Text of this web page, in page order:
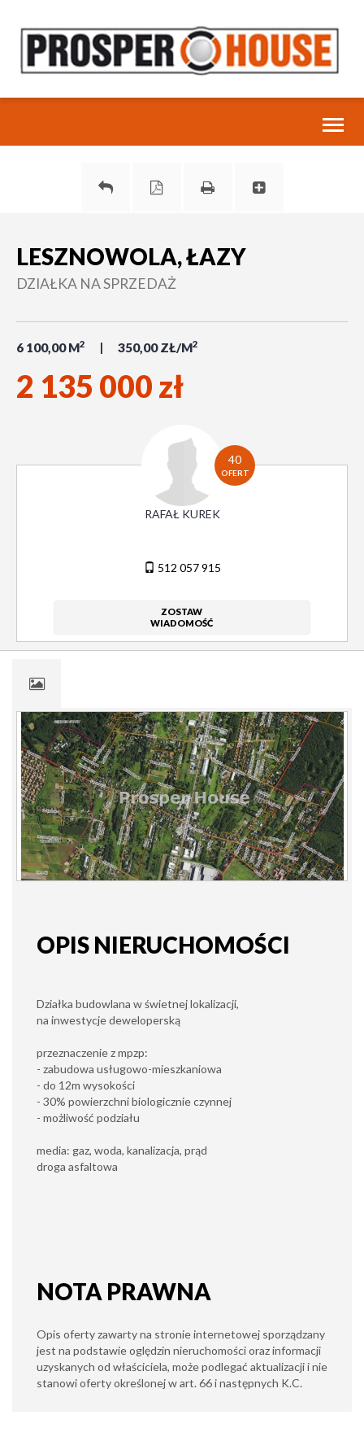
LESZNOWOLA, ŁAZY
DZIAŁKA NA SPRZEDAŻ
6 100,00 M2 350,00 ZŁ/M2
2 135 000 zł
40
OFERT
RAFAŁ KUREK
512 057 915
ZOSTAW
WIADOMOŚĆ
OPIS NIERUCHOMOŚCI
Działka budowlana w świetnej lokalizacji,
na inwestycje deweloperską
przeznaczenie z mpzp:
- zabudowa usługowo-mieszkaniowa
- do 12m wysokości
- 30% powierzchni biologicznie czynnej
- możliwość podziału
media: gaz, woda, kanalizacja, prąd
droga asfaltowa
NOTA PRAWNA
Opis oferty zawarty na stronie internetowej sporządzany
jest na podstawie oględzin nieruchomości oraz informacji
uzyskanych od właściciela, może podlegać aktualizacji i nie
stanowi oferty określonej w art. 66 i następnych K.C.